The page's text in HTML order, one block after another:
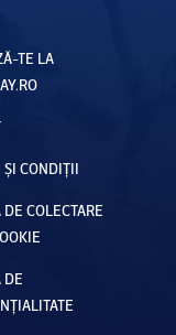
TE LA
CONDIȚII
COLECTARE
DE